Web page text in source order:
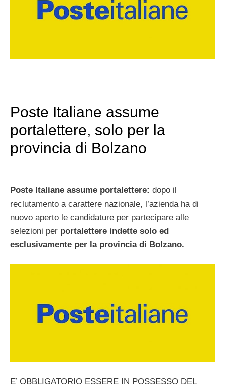
Poste Italiane assume
portalettere, solo per la
provincia di Bolzano
Poste Italiane assume portalettere: dopo il
reclutamento a carattere nazionale, l’azienda ha di
nuovo aperto le candidature per partecipare alle
selezioni per portalettere indette solo ed
esclusivamente per la provincia di Bolzano.
E’ OBBLIGATORIO ESSERE IN POSSESSO DEL